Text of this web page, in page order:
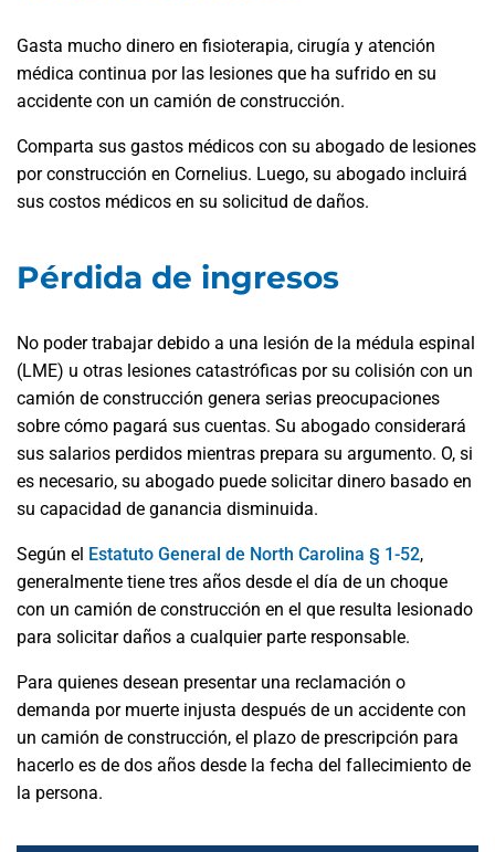
Gasta mucho dinero en fisioterapia, cirugía y atención
médica continua por las lesiones que ha sufrido en su
accidente con un camión de construcción.
Comparta sus gastos médicos con su abogado de lesiones
por construcción en Cornelius. Luego, su abogado incluirá
sus costos médicos en su solicitud de daños.
Pérdida de ingresos
No poder trabajar debido a una lesión de la médula espinal
(LME) u otras lesiones catastróficas por su colisión con un
camión de construcción genera serias preocupaciones
sobre cómo pagará sus cuentas. Su abogado considerará
sus salarios perdidos mientras prepara su argumento. O, si
es necesario, su abogado puede solicitar dinero basado en
su capacidad de ganancia disminuida.
Según el Estatuto General de North Carolina § 1-52,
generalmente tiene tres años desde el día de un choque
con un camión de construcción en el que resulta lesionado
para solicitar daños a cualquier parte responsable.
Para quienes desean presentar una reclamación o
demanda por muerte injusta después de un accidente con
un camión de construcción, el plazo de prescripción para
hacerlo es de dos años desde la fecha del fallecimiento de
la persona.